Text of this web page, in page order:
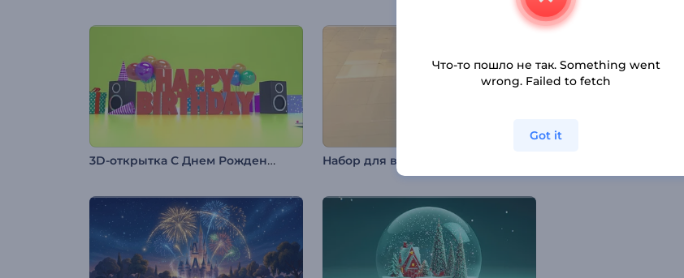
3D-открытка С Днем Рождения
Что-то пошло не так. Something went
wrong. Failed to fetch
Got it